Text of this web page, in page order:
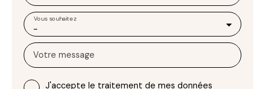
-
Vous souhaitez
Votre message
J'accepte le traitement de mes données